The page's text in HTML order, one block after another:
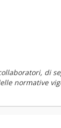
di
normative